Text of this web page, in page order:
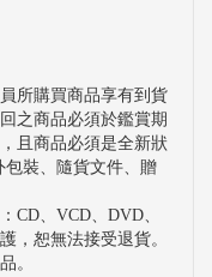
所購買商品享有到貨
之商品必須於鑑賞期
且商品必須是全新狀
裝、隨貨文件、贈
CD、VCD、DVD、
，恕無法接受退貨。
。